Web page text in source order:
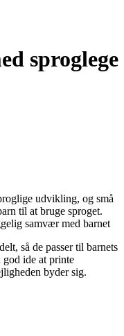
sproglege
udvikling, og små
til at bruge sproget.
samvær med barnet
så de passer til barnets
ide at printe
byder sig.